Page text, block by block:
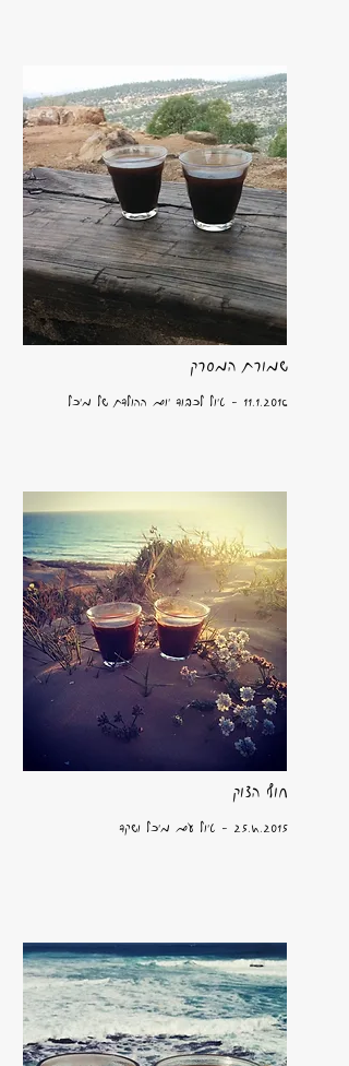
שמורת המסרק
11.1.2016 - טיול לכבוד יום ההולדת של מיכל
חוף הצוק
25.4.2015 - טיול עם מיכל ושקד